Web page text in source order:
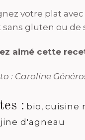
votre plat
gluten ou de
aimé cette
: Caroline
: bio, cuisine
d'agneau